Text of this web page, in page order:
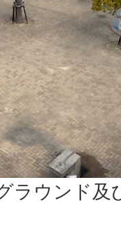
ラウンド及